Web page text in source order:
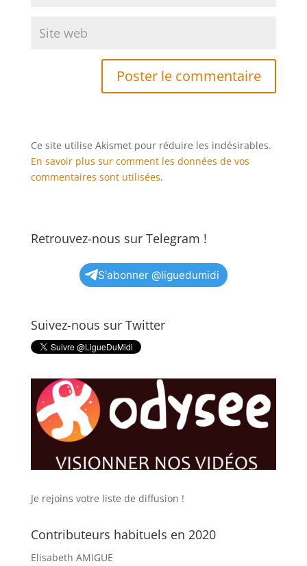
Ce site utilise Akismet pour réduire les indésirables.
En savoir plus sur comment les données de vos
commentaires sont utilisées.
Retrouvez-nous sur Telegram !
S'abonner @liguedumidi
Suivez-nous sur Twitter
Je rejoins votre liste de diffusion !
Contributeurs habituels en 2020
Elisabeth AMIGUE